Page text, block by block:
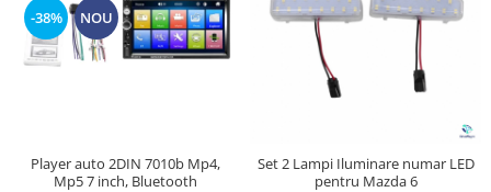
-38% NOU
Player auto 2DIN 7010b Mp4,
Mp5 7 inch, Bluetooth
Set 2 Lampi Iluminare numar LED
pentru Mazda 6